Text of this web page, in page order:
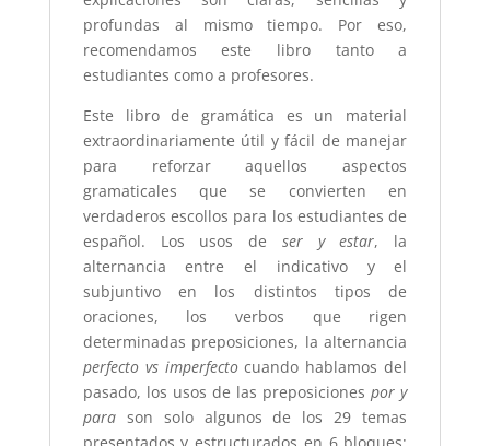
profundas al mismo tiempo. Por eso,
recomendamos este libro tanto a
estudiantes como a profesores.
Este libro de gramática es un material
extraordinariamente útil y fácil de manejar
para reforzar aquellos aspectos
gramaticales que se convierten en
verdaderos escollos para los estudiantes de
español. Los usos de ser y estar, la
alternancia entre el indicativo y el
subjuntivo en los distintos tipos de
oraciones, los verbos que rigen
determinadas preposiciones, la alternancia
perfecto vs imperfectocuando hablamos del
pasado, los usos de las preposicionespor y
parason solo algunos de los 29 temas